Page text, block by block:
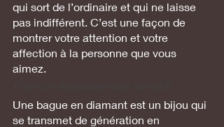
qui sort de l’ordinaire et qui ne laisse
pas indifférent. C’est une façon de
montrer votre attention et votre
affection à la personne que vous
aimez.
Une bague en diamant est un bijou qui
se transmet de génération en